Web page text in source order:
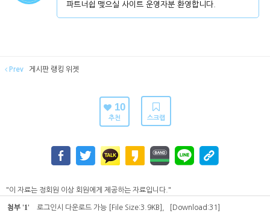
파트너쉽 맺으실 사이트 운영자분 환영합니다.
Prev 게시판 랭킹 위젯
10
추천 스크랩
"이 자료는 정회원 이상 회원에게 제공하는 자료입니다."
첨부 '1' 로그인시 다운로드 가능 [File Size:3.9KB] [Download:31]